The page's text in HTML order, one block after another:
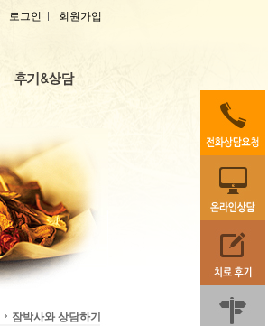
로그인 회원가입
잠박사와 상담하기